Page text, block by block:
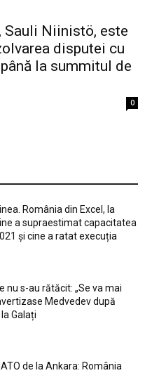
Sauli Niinistö, este
disputei cu
la summitul de
0
România din Excel, la
a supraestimat capacitatea
și cine a ratat execuția
nu s-au rătăcit: „Se va mai
Medvedev după
Galați
de la Ankara: România